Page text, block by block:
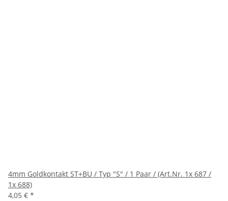
4mm Goldkontakt ST+BU / Typ "S" / 1 Paar / (Art.Nr. 1x 687 /
1x 688)
4,05 € *